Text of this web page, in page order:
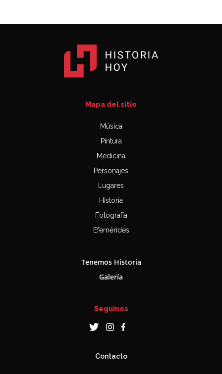
Mapa del sitio
Música
Pintura
Medicina
Personajes
Lugares
Historia
Fotografía
Efemérides
Tenemos Historia
Galería
Seguinos
Contacto